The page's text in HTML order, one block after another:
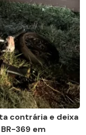
contrária e deixa
369 em